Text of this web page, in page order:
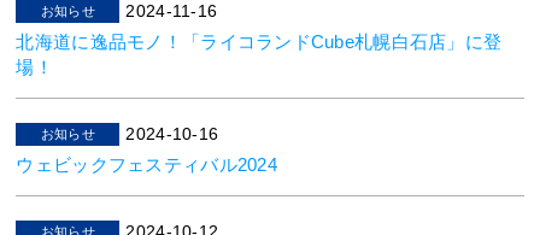
お知らせ 2024-11-16
北海道に逸品モノ！「ライコランドCube札幌白石店」に登
場！
お知らせ 2024-10-16
ウェビックフェスティバル2024
お知らせ